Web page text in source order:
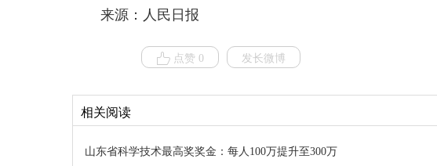
来源：人民日报
点赞 0 发长微博
相关阅读
山东省科学技术最高奖奖金：每人100万提升至300万